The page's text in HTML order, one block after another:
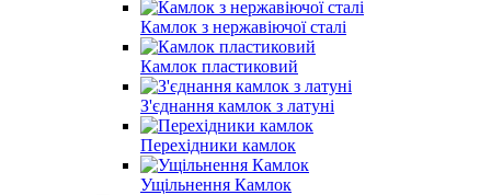
Камлок з нержавіючої сталі
Камлок пластиковий
З'єднання камлок з латуні
Перехідники камлок
Ущільнення Камлок